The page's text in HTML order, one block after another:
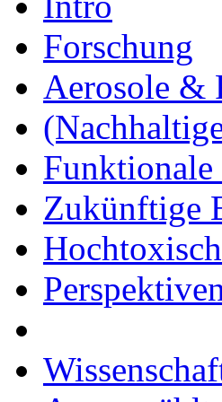
Forschung
Aerosole &
Funktionale
Zukünftige